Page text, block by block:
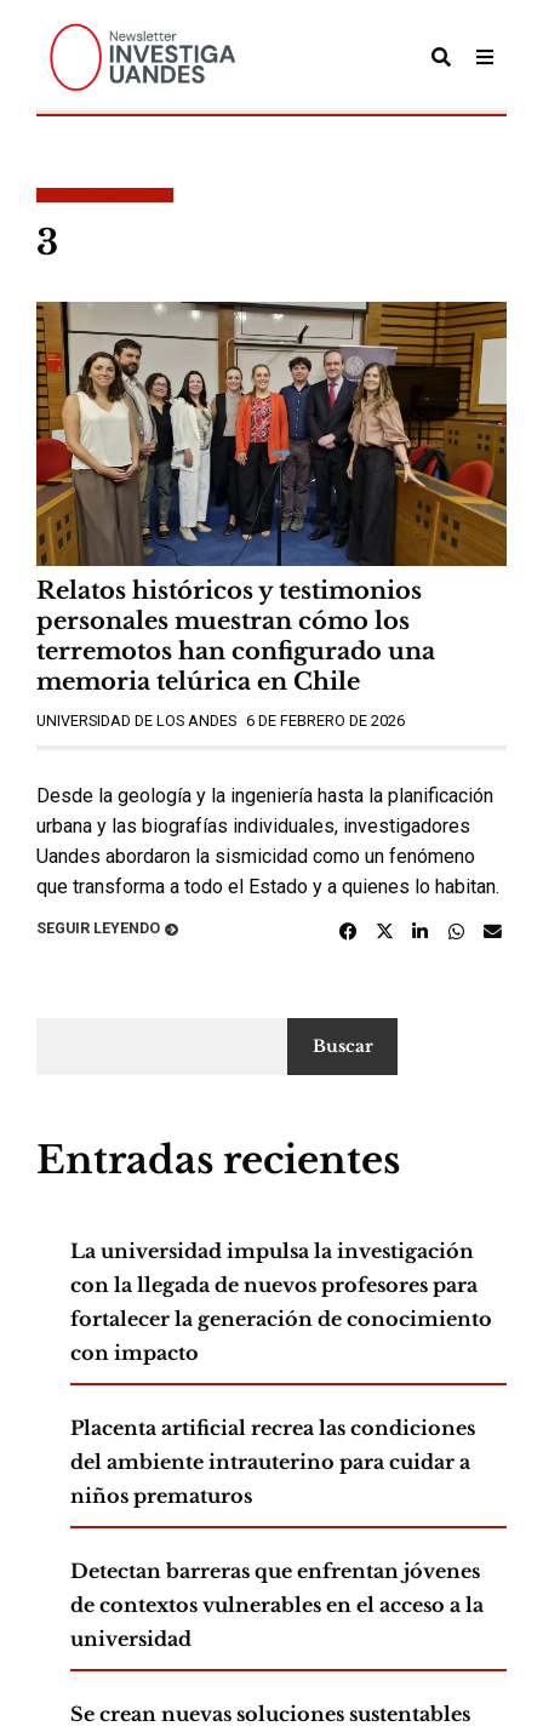
3
Relatos históricos y testimonios
personales muestran cómo los
terremotos han configurado una
memoria telúrica en Chile
UNIVERSIDAD DE LOS ANDES 6 DE FEBRERO DE 2026
Desde la geología y la ingeniería hasta la planificación
urbana y las biografías individuales, investigadores
Uandes abordaron la sismicidad como un fenómeno
que transforma a todo el Estado y a quienes lo habitan.
SEGUIR LEYENDO
Buscar
Entradas recientes
La universidad impulsa la investigación
con la llegada de nuevos profesores para
fortalecer la generación de conocimiento
con impacto
Placenta artificial recrea las condiciones
del ambiente intrauterino para cuidar a
niños prematuros
Detectan barreras que enfrentan jóvenes
de contextos vulnerables en el acceso a la
universidad
Se crean nuevas soluciones sustentables